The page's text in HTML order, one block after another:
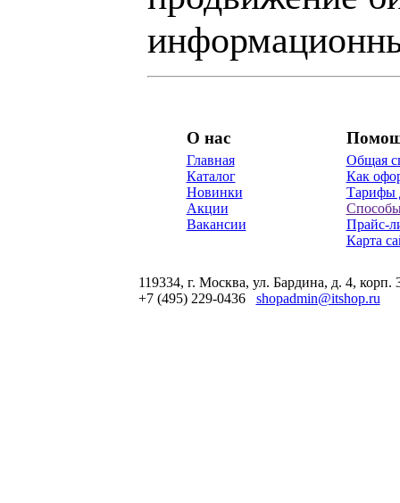
О нас
Главная
Каталог
Новинки
Акции
Вакансии
Общая
Как
Тарифы
Прайс-
Карта
119334, г. Москва, ул. Бардина, д. 4, корп.
+7 (495) 229-0436 shopadmin@itshop.ru